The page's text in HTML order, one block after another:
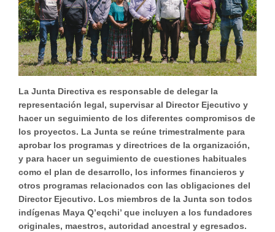
La Junta Directiva es responsable de delegar la
representación legal, supervisar al Director Ejecutivo y
hacer un seguimiento de los diferentes compromisos de
los proyectos. La Junta se reúne trimestralmente para
aprobar los programas y directrices de la organización,
y para hacer un seguimiento de cuestiones habituales
como el plan de desarrollo, los informes financieros y
otros programas relacionados con las obligaciones del
Director Ejecutivo. Los miembros de la Junta son todos
indígenas Maya Q’eqchi’ que incluyen a los fundadores
originales, maestros, autoridad ancestral y egresados.